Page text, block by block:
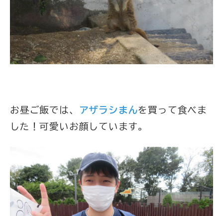
お昼ご飯では、 アザラシまんを買って食べま
した！可愛いお顔しています。